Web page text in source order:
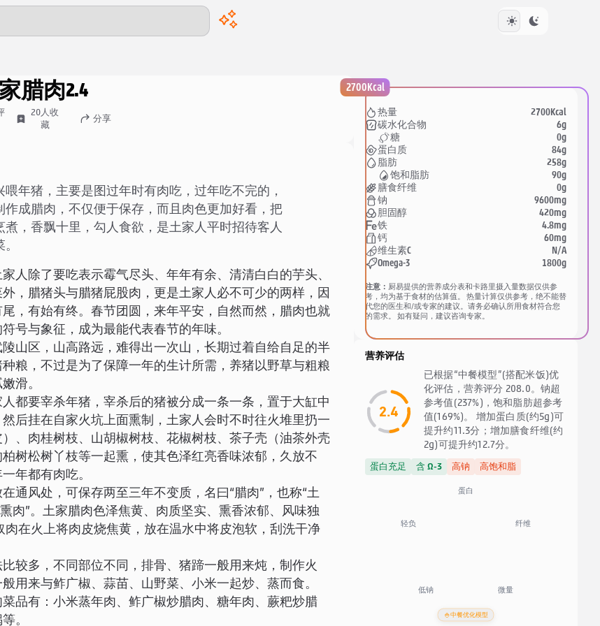
腊肉 2.4
20人收
藏
分享
喂年猪，主要是图过年时有肉吃，过年吃不完的，
作成腊肉，不仅便于保存，而且肉色更加好看，把
煮，香飘十里，勾人食欲，是土家人平时招待客人
人除了要吃表示霉气尽头、年年有余、清清白白的芋头、
，腊猪头与腊猪屁股肉，更是土家人必不可少的两样，因
，有始有终。春节团圆，来年平安，自然而然，腊肉也就
号与象征，成为最能代表春节的年味。
山区，山高路远，难得出一次山，长期过着自给自足的半
种粮，不过是为了保障一年的生计所需，养猪以野草与粗粮
滑。
都要宰杀年猪，宰杀后的猪被分成一条一条，置于大缸中
后挂在自家火坑上面熏制，土家人会时不时往火堆里扔一
、肉桂树枝、山胡椒树枝、花椒树枝、茶子壳（油茶外壳
树松树丫枝等一起熏，使其色泽红亮香味浓郁，久放不
年都有肉吃。
通风处，可保存两至三年不变质，名曰“腊肉”，也称“土
肉”。土家腊肉色泽焦黄、肉质坚实、熏香浓郁、风味独
肉在火上将肉皮烧焦黄，放在温水中将皮泡软，刮洗干净
较多，不同部位不同，排骨、猪蹄一般用来炖，制作火
用来与鲊广椒、蒜苗、山野菜、小米一起炒、蒸而食。
菜品有：小米蒸年肉、鲊广椒炒腊肉、糖年肉、蕨粑炒腊
。
2700Kcal
热量 2700Kcal
碳水化合物 6g
糖 0g
蛋白质 84g
脂肪 258g
饱和脂肪 90g
膳食纤维 0g
钠 9600mg
胆固醇 420mg
铁 4.8mg
钙 60mg
维生素C N/A
Omega-3 1800g
注意： 厨易提供的营养成分表和卡路里摄入量数据仅供参
考，均为基于食材的估算值。 热量计算仅供参考，绝不能替
代您的医生和/或专家的建议。请务必确认所用食材符合您
的需求。 如有疑问，建议咨询专家。
营养评估
2.4
已根据“中餐模型”(搭配米饭)优
化评估，营养评分 208.0。钠超
参考值(237%)，饱和脂肪超参考
值(169%)。 增加蛋白质(约5g)可
提升约11.3分；增加膳食纤维(约
2g)可提升约12.7分。
蛋白充足 含 Ω-3 高钠 高饱和脂
蛋白
纤维
微量
低钠
轻负
🍚中餐优化模型